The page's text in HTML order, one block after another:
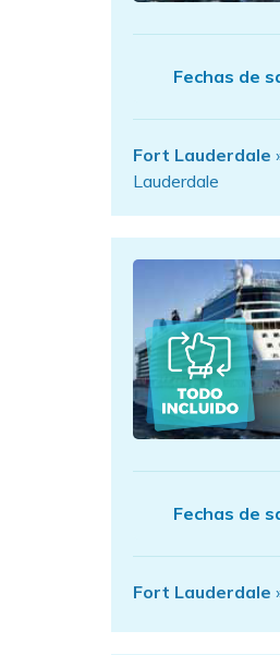
Fechas de
Fort Lauderdale
Lauderdale
Fechas de
Fort Lauderdale